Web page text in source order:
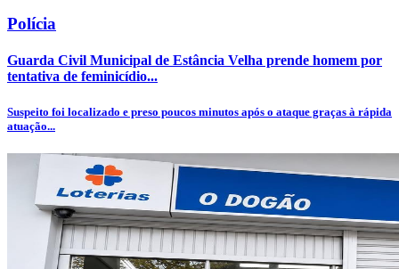
Polícia
Guarda Civil Municipal de Estância Velha prende homem por
tentativa de feminicídio...
Suspeito foi localizado e preso poucos minutos após o ataque graças à rápida
atuação...